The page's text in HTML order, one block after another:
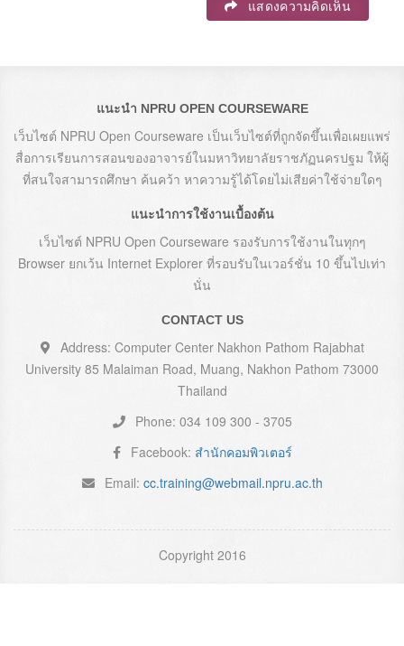
แสดงความคิดเห็น
แนะนำ NPRU OPEN COURSEWARE
เว็บไซต์ NPRU Open Courseware เป็นเว็บไซต์ที่ถูกจัดขึ้นเพื่อเผยแพร่
สื่อการเรียนการสอนของอาจารย์ในมหาวิทยาลัยราชภัฏนครปฐม ให้ผู้
ที่สนใจสามารถศึกษา ค้นคว้า หาความรู้ได้โดยไม่เสียค่าใช้จ่ายใดๆ
แนะนำการใช้งานเบื้องต้น
เว็บไซต์ NPRU Open Courseware รองรับการใช้งานในทุกๆ
Browser ยกเว้น Internet Explorer ที่รอบรับในเวอร์ชั่น 10 ขึ้นไปเท่า
นั่น
CONTACT US
Address: Computer Center Nakhon Pathom Rajabhat
University 85 Malaiman Road, Muang, Nakhon Pathom 73000
Thailand
Phone: 034 109 300 - 3705
Facebook: สำนักคอมพิวเตอร์
Email: cc.training@webmail.npru.ac.th
Copyright 2016